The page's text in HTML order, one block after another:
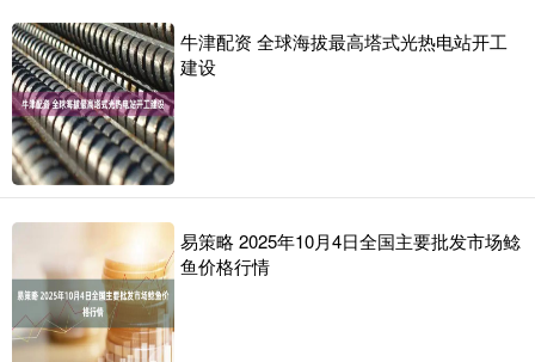
牛津配资 全球海拔最高塔式光热电站开工
建设
易策略 2025年10月4日全国主要批发市场鲶
鱼价格行情